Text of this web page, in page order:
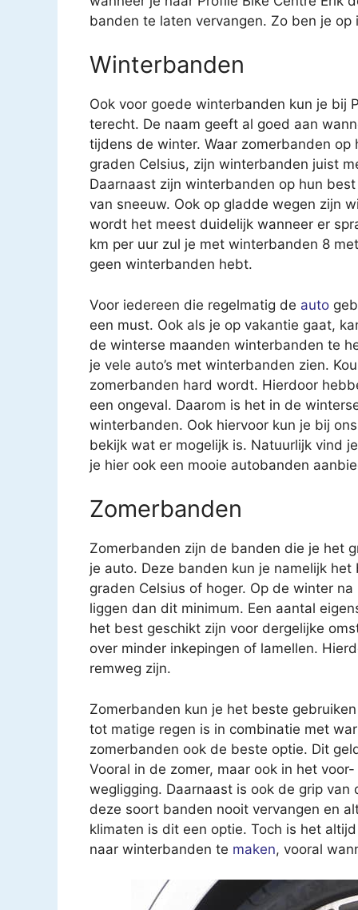
banden te laten vervangen. Zo ben je
Winterbanden
Ook voor goede winterbanden kun je bij
terecht. De naam geeft al goed aan
tijdens de winter. Waar zomerbanden
graden Celsius, zijn winterbanden juist
Daarnaast zijn winterbanden op hun
van sneeuw. Ook op gladde wegen zijn
wordt het meest duidelijk wanneer er
km per uur zul je met winterbanden 8
geen winterbanden hebt.
Voor iedereen die regelmatig de auto
een must. Ook als je op vakantie gaat,
de winterse maanden winterbanden te
je vele auto’s met winterbanden zien.
zomerbanden hard wordt. Hierdoor
een ongeval. Daarom is het in de
winterbanden. Ook hiervoor kun je bij
bekijk wat er mogelijk is. Natuurlijk vind
je hier ook een mooie autobanden
Zomerbanden
Zomerbanden zijn de banden die je het
je auto. Deze banden kun je namelijk
graden Celsius of hoger. Op de winter
liggen dan dit minimum. Een aantal
het best geschikt zijn voor dergelijke
over minder inkepingen of lamellen.
remweg zijn.
Zomerbanden kun je het beste
tot matige regen is in combinatie met
zomerbanden ook de beste optie. Dit
Vooral in de zomer, maar ook in het
wegligging. Daarnaast is ook de grip
deze soort banden nooit vervangen en
klimaten is dit een optie. Toch is het
naar winterbanden te maken, vooral